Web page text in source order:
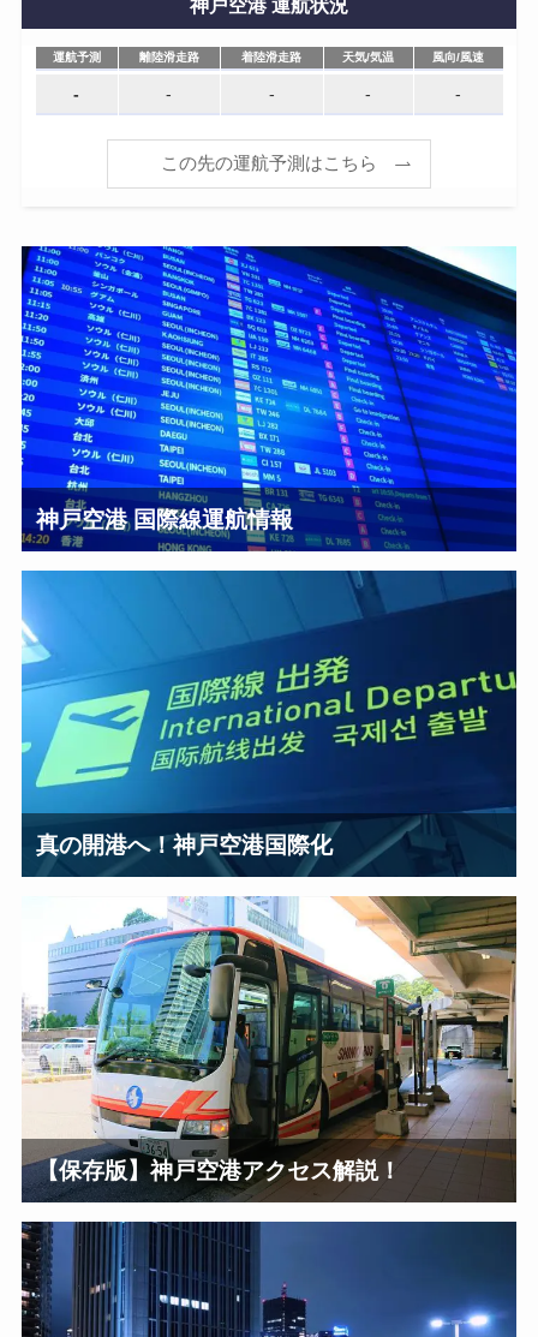
神戸空港 運航状況
運航予測 離陸滑走路 着陸滑走路 天気/気温
風向/風速
- - - - -
この先の運航予測はこちら
神戸空港 国際線運航情報
真の開港へ！神戸空港国際化
【保存版】神戸空港アクセス解説！